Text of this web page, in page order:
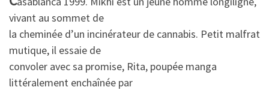
vivant au sommet de
la cheminée d’un incinérateur de cannabis. Petit malfrat
mutique, il essaie de
convoler avec sa promise, Rita, poupée manga
littéralement enchaînée par